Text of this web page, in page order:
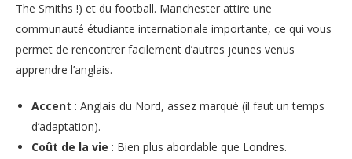
The Smiths !) et du football. Manchester attire une
communauté étudiante internationale importante, ce qui vous
permet de rencontrer facilement d’autres jeunes venus
apprendre l’anglais.
Accent : Anglais du Nord, assez marqué (il faut un temps
d’adaptation).
Coût de la vie : Bien plus abordable que Londres.